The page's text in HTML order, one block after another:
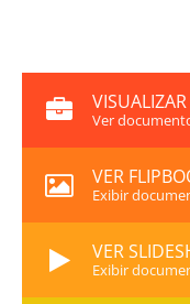
Ver
VER
Exibir
VER
Exibir